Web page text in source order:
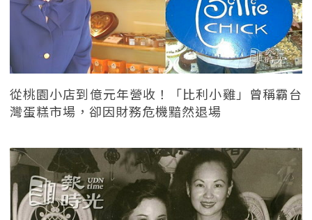
從桃園小店到億元年營收！「比利小雞」曾稱霸台
灣蛋糕市場，卻因財務危機黯然退場